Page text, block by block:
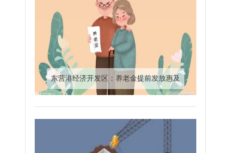
东营港经济开发区：养老金提前发放惠及